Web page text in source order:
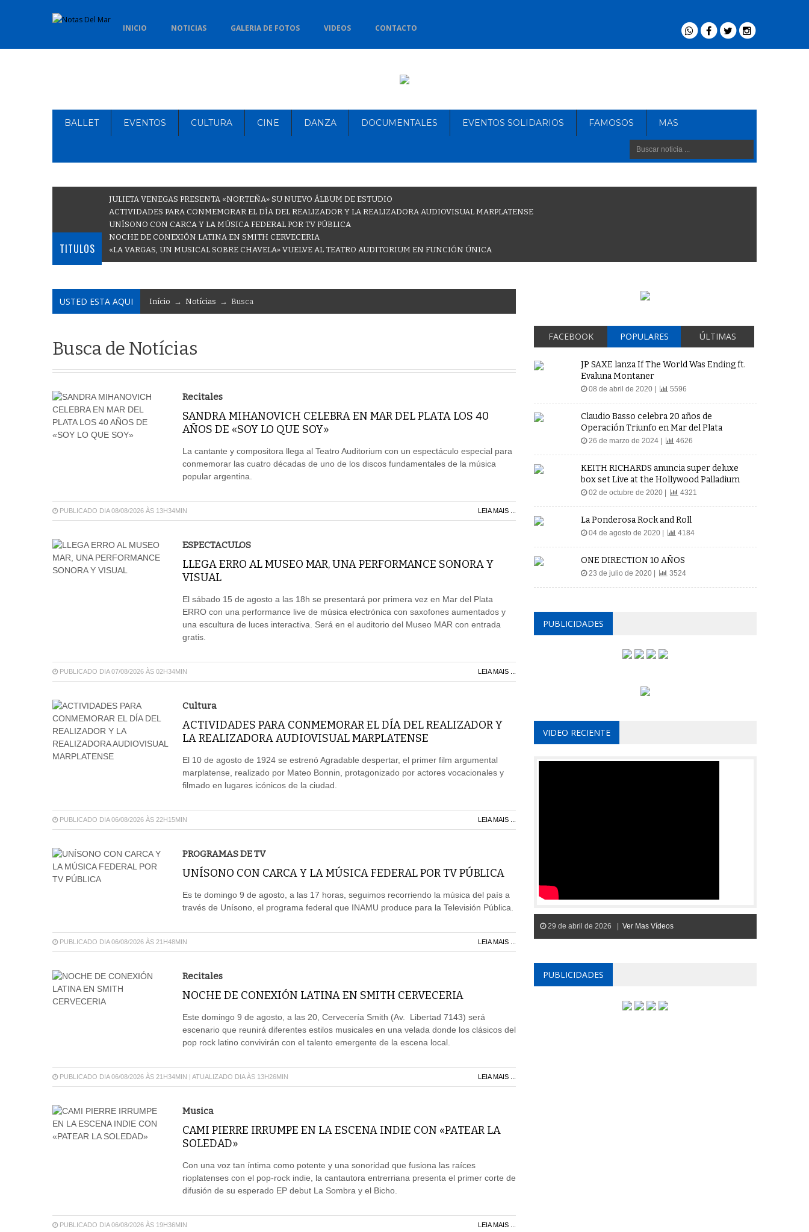
INICIO NOTICIAS GALERIA DE FOTOS VIDEOS CONTACTO
BALLET EVENTOS CULTURA CINE DANZA DOCUMENTALES EVENTOS SOLIDARIOS FAMOSOS MAS
TITULOS
JULIETA VENEGAS PRESENTA «NORTEÑA» SU NUEVO ÁLBUM DE ESTUDIO
ACTIVIDADES PARA CONMEMORAR EL DÍA DEL REALIZADOR Y LA REALIZADORA AUDIOVISUAL MARPLATENSE
UNÍSONO CON CARCA Y LA MÚSICA FEDERAL POR TV PÚBLICA
NOCHE DE CONEXIÓN LATINA EN SMITH CERVECERIA
«LA VARGAS, UN MUSICAL SOBRE CHAVELA» VUELVE AL TEATRO AUDITORIUM EN FUNCIÓN ÚNICA
USTED ESTA AQUI Início → Notícias → Busca
Busca de Notícias
Recitales
SANDRA MIHANOVICH CELEBRA EN MAR DEL PLATA LOS 40
AÑOS DE «SOY LO QUE SOY»
La cantante y compositora llega al Teatro Auditorium con un espectáculo especial para
conmemorar las cuatro décadas de uno de los discos fundamentales de la música
popular argentina.
PUBLICADO DIA 08/08/2026 ÀS 13H34MIN LEIA MAIS ...
ESPECTACULOS
LLEGA ERRO AL MUSEO MAR, UNA PERFORMANCE SONORA Y
VISUAL
El sábado 15 de agosto a las 18h se presentará por primera vez en Mar del Plata
ERRO con una performance live de música electrónica con saxofones aumentados y
una escultura de luces interactiva. Será en el auditorio del Museo MAR con entrada
gratis.
PUBLICADO DIA 07/08/2026 ÀS 02H34MIN LEIA MAIS ...
Cultura
ACTIVIDADES PARA CONMEMORAR EL DÍA DEL REALIZADOR Y
LA REALIZADORA AUDIOVISUAL MARPLATENSE
El 10 de agosto de 1924 se estrenó Agradable despertar, el primer film argumental
marplatense, realizado por Mateo Bonnin, protagonizado por actores vocacionales y
filmado en lugares icónicos de la ciudad.
PUBLICADO DIA 06/08/2026 ÀS 22H15MIN LEIA MAIS ...
PROGRAMAS DE TV
UNÍSONO CON CARCA Y LA MÚSICA FEDERAL POR TV PÚBLICA
Es te domingo 9 de agosto, a las 17 horas, seguimos recorriendo la música del país a
través de Unísono, el programa federal que INAMU produce para la Televisión Pública.
PUBLICADO DIA 06/08/2026 ÀS 21H48MIN LEIA MAIS ...
Recitales
NOCHE DE CONEXIÓN LATINA EN SMITH CERVECERIA
Este domingo 9 de agosto, a las 20, Cervecería Smith (Av. Libertad 7143) será
escenario que reunirá diferentes estilos musicales en una velada donde los clásicos del
pop rock latino convivirán con el talento emergente de la escena local.
PUBLICADO DIA 06/08/2026 ÀS 21H34MIN | ATUALIZADO DIA ÀS 13H26MIN LEIA MAIS ...
Musica
CAMI PIERRE IRRUMPE EN LA ESCENA INDIE CON «PATEAR LA
SOLEDAD»
Con una voz tan íntima como potente y una sonoridad que fusiona las raíces
rioplatenses con el pop-rock indie, la cantautora entrerriana presenta el primer corte de
difusión de su esperado EP debut La Sombra y el Bicho.
PUBLICADO DIA 06/08/2026 ÀS 19H36MIN LEIA MAIS ...
FACEBOOK POPULARES ÚLTIMAS
JP SAXE lanza If The World Was Ending ft.
Evaluna Montaner
08 de abril de 2020 | 5596
Claudio Basso celebra 20 años de
Operación Triunfo en Mar del Plata
26 de marzo de 2024 | 4626
KEITH RICHARDS anuncia super deluxe
box set Live at the Hollywood Palladium
02 de octubre de 2020 | 4321
La Ponderosa Rock and Roll
04 de agosto de 2020 | 4184
ONE DIRECTION 10 AÑOS
23 de julio de 2020 | 3524
PUBLICIDADES
VIDEO RECIENTE
29 de abril de 2026 | Ver Mas Vídeos
PUBLICIDADES